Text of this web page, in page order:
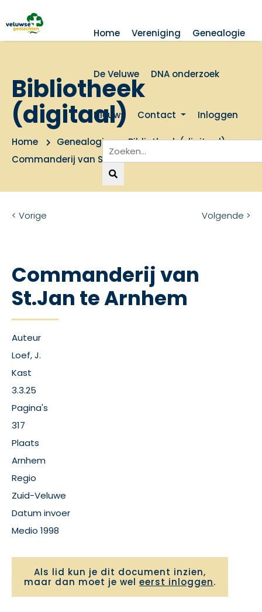
Home Vereniging Genealogie
De Veluwe DNA onderzoek
Nieuws Contact Inloggen
Bibliotheek
(digitaal)
Home Genealogie
Bibliotheek (digitaal)
Commanderij van St.Jan te Arnhem
< Vorige Volgende >
Commanderij van
St.Jan te Arnhem
Auteur
Loef, J.
Kast
3.3.25
Pagina's
317
Plaats
Arnhem
Regio
Zuid-Veluwe
Datum invoer
Medio 1998
Als lid kun je dit document inzien,
maar dan moet je wel eerst inloggen.